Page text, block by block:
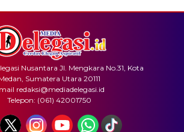
Nusantara Jl. Mengkara No.31, Kota
Sumatera Utara 20111
redaksi@mediadelegasi.id
Telepon: (061) 42001750